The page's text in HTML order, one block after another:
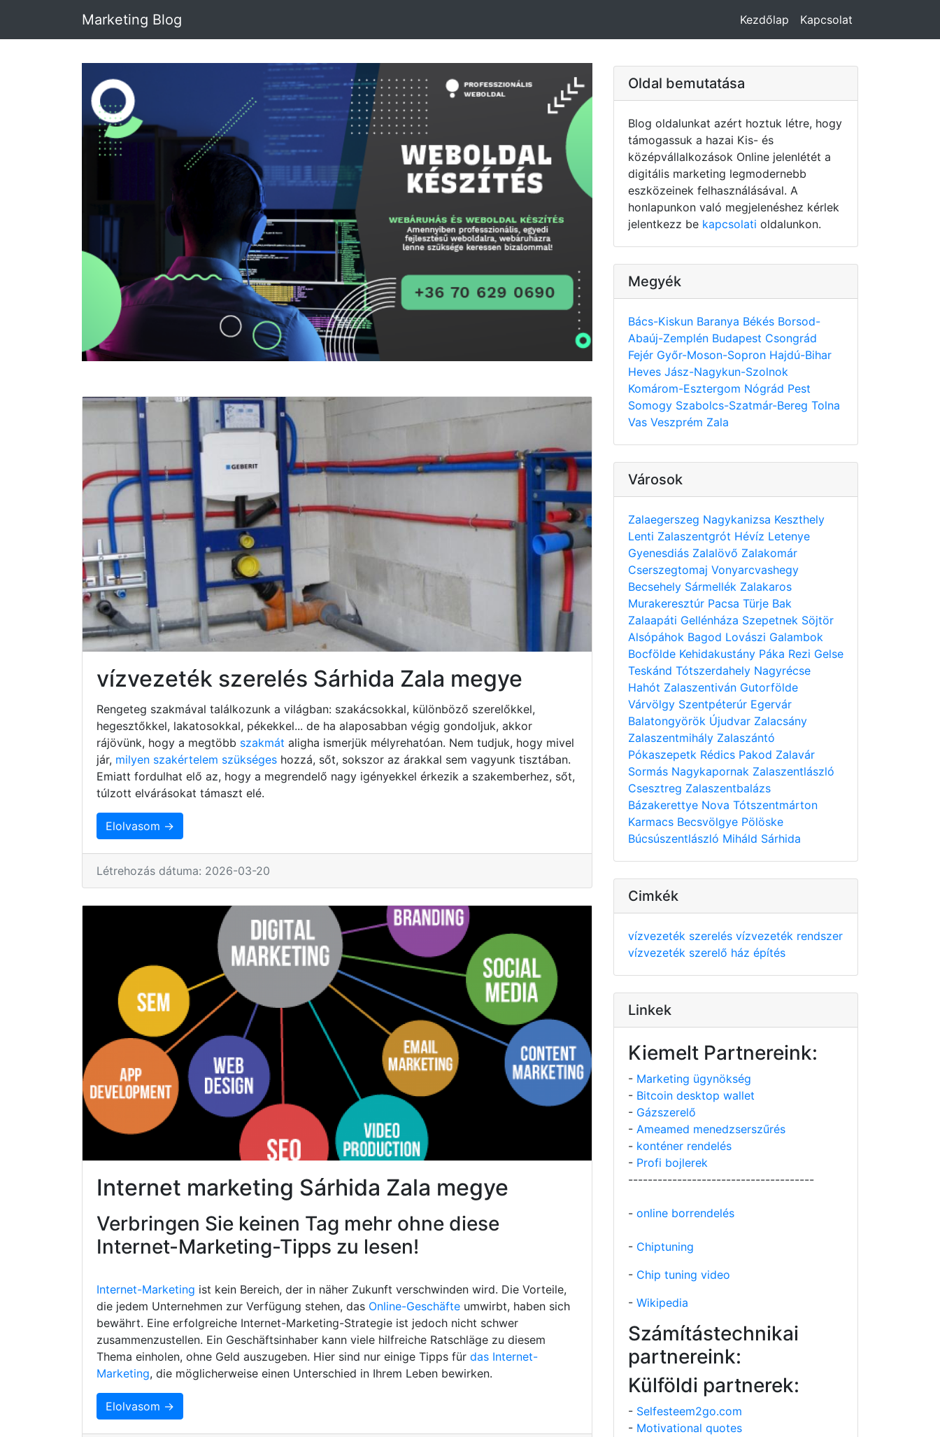
Marketing Blog Kezdőlap Kapcsolat
vízvezeték szerelés Sárhida Zala megye
Rengeteg szakmával találkozunk a világban: szakácsokkal, különböző szerelőkkel,
hegesztőkkel, lakatosokkal, pékekkel... de ha alaposabban végig gondoljuk, akkor
rájövünk, hogy a megtöbb szakmát aligha ismerjük mélyrehatóan. Nem tudjuk, hogy mivel
jár, milyen szakértelem szükséges hozzá, sőt, sokszor az árakkal sem vagyunk tisztában.
Emiatt fordulhat elő az, hogy a megrendelő nagy igényekkel érkezik a szakemberhez, sőt,
túlzott elvárásokat támaszt elé.
Elolvasom →
Létrehozás dátuma: 2026-03-20
Internet marketing Sárhida Zala megye
Verbringen Sie keinen Tag mehr ohne diese
Internet-Marketing-Tipps zu lesen!
Internet-Marketing ist kein Bereich, der in näher Zukunft verschwinden wird. Die Vorteile,
die jedem Unternehmen zur Verfügung stehen, das Online-Geschäfte umwirbt, haben sich
bewährt. Eine erfolgreiche Internet-Marketing-Strategie ist jedoch nicht schwer
zusammenzustellen. Ein Geschäftsinhaber kann viele hilfreiche Ratschläge zu diesem
Thema einholen, ohne Geld auszugeben. Hier sind nur einige Tipps für das Internet-
Marketing, die möglicherweise einen Unterschied in Ihrem Leben bewirken.
Elolvasom →
Oldal bemutatása
Blog oldalunkat azért hoztuk létre, hogy
támogassuk a hazai Kis- és
középvállalkozások Online jelenlétét a
digitális marketing legmodernebb
eszközeinek felhasználásával. A
honlapunkon való megjelenéshez kérlek
jelentkezz be kapcsolati oldalunkon.
Megyék
Bács-Kiskun Baranya Békés Borsod-
Abaúj-Zemplén Budapest Csongrád
Fejér Győr-Moson-Sopron Hajdú-Bihar
Heves Jász-Nagykun-Szolnok
Komárom-Esztergom Nógrád Pest
Somogy Szabolcs-Szatmár-Bereg Tolna
Vas Veszprém Zala
Városok
Zalaegerszeg Nagykanizsa Keszthely
Lenti Zalaszentgrót Hévíz Letenye
Gyenesdiás Zalalövő Zalakomár
Cserszegtomaj Vonyarcvashegy
Becsehely Sármellék Zalakaros
Murakeresztúr Pacsa Türje Bak
Zalaapáti Gellénháza Szepetnek Söjtör
Alsópáhok Bagod Lovászi Galambok
Bocfölde Kehidakustány Páka Rezi Gelse
Teskánd Tótszerdahely Nagyrécse
Hahót Zalaszentiván Gutorfölde
Várvölgy Szentpéterúr Egervár
Balatongyörök Újudvar Zalacsány
Zalaszentmihály Zalaszántó
Pókaszepetk Rédics Pakod Zalavár
Sormás Nagykapornak Zalaszentlászló
Csesztreg Zalaszentbalázs
Bázakerettye Nova Tótszentmárton
Karmacs Becsvölgye Pölöske
Búcsúszentlászló Miháld Sárhida
Cimkék
vízvezeték szerelés vízvezeték rendszer
vízvezeték szerelő ház építés
Linkek
Kiemelt Partnereink:
- Marketing ügynökség
- Bitcoin desktop wallet
- Gázszerelő
- Ameamed menedzserszűrés
- konténer rendelés
- Profi bojlerek
--------------------------------------
- online borrendelés
- Chiptuning
- Chip tuning video
- Wikipedia
Számítástechnikai
partnereink:
Külföldi partnerek:
- Selfesteem2go.com
- Motivational quotes